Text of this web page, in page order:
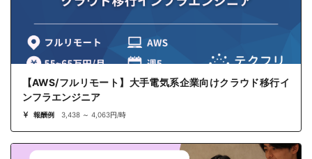
【AWS/フルリモート】大手電気系企業向けクラウド移行イ
ンフラエンジニア
報酬例 3,438 ～ 4,063円/時